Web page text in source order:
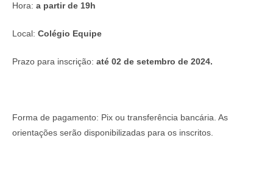
Hora: a partir de 19h
Local: Colégio Equipe
Prazo para inscrição: até 02 de setembro de 2024.
Forma de pagamento: Pix ou transferência bancária. As
orientações serão disponibilizadas para os inscritos.